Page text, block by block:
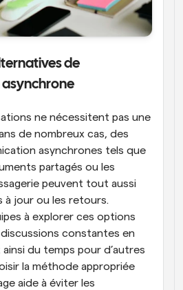
de
ne nécessitent pas une
de nombreux cas, des
asynchrones tels que
partagés ou les
peuvent tout aussi
à jour ou les retours.
à explorer ces options
constantes en
du temps pour d’autres
la méthode appropriée
aide à éviter les